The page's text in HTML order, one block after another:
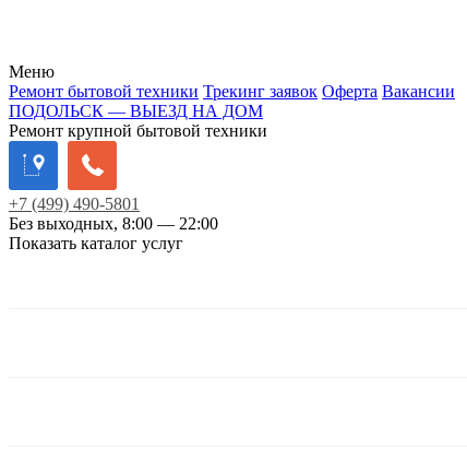
Меню
Ремонт бытовой техники Трекинг заявок Оферта Вакансии
ПОДОЛЬСК — ВЫЕЗД НА ДОМ
Ремонт крупной бытовой техники
+7 (499) 490-5801
Без выходных, 8:00 — 22:00
Показать каталог услуг